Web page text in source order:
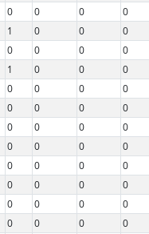
0 0 0
0
1 0 0
0
0 0 0
0
1 0 0
0
0 0 0
0
0 0 0
0
0 0 0
0
0 0 0
0
0 0 0
0
0 0 0
0
0 0 0
0
0 0 0 0